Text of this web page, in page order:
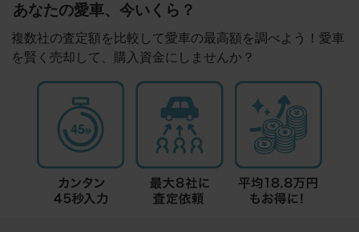
あなたの愛車、今いくら？
複数社の査定額を比較して愛車の最高額を調べよう！愛車
を賢く売却して、購入資金にしませんか？